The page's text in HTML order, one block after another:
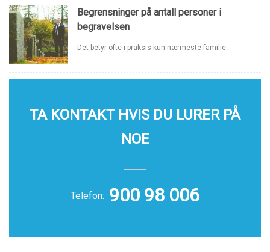
Begrensninger på antall personer i
begravelsen
Det betyr ofte i praksis kun nærmeste familie.
TA KONTAKT HVIS DU LURER PÅ
NOE
Telefon: 900 98 006